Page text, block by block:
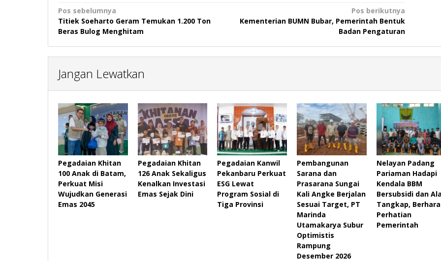
Navigasi
pos
Pos sebelumnya
Titiek Soeharto Geram Temukan 1.200 Ton
Beras Bulog Menghitam
Pos berikutnya
Kementerian BUMN Bubar, Pemerintah Bentuk
Badan Pengaturan
Jangan Lewatkan
Pegadaian Khitan
100 Anak di Batam,
Perkuat Misi
Wujudkan Generasi
Emas 2045
Pegadaian Khitan
126 Anak Sekaligus
Kenalkan Investasi
Emas Sejak Dini
Pegadaian Kanwil
Pekanbaru Perkuat
ESG Lewat
Program Sosial di
Tiga Provinsi
Pembangunan
Sarana dan
Prasarana Sungai
Kali Angke Berjalan
Sesuai Target, PT
Marinda
Utamakarya Subur
Optimistis
Rampung
Desember 2026
Nelayan Padang
Pariaman Hadapi
Kendala BBM
Bersubsidi dan
Tangkap,
Perhatian
Pemerintah